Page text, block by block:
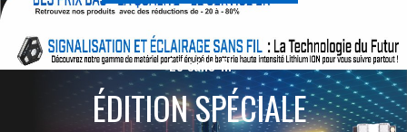
Le sans-fil
ÉDITION SPÉCIALE